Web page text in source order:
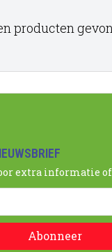
producten
extra informatie
Abonneer